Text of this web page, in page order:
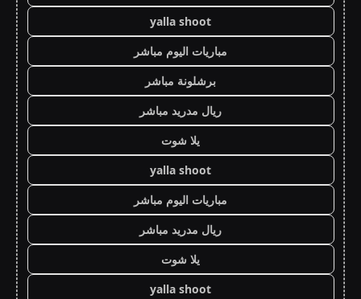
yalla shoot
مباريات اليوم مباشر
برشلونة مباشر
ريال مدريد مباشر
يلا شوت
yalla shoot
مباريات اليوم مباشر
ريال مدريد مباشر
يلا شوت
yalla shoot